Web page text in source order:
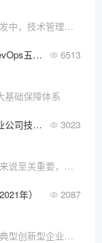
1.1 技术管理流程 在集成产品开发中，技术管理主要?
创业公司技术保障体系建设之DevOps五大基础保障体系 6513
基础保障体系
通过DevOps落地与转型推动创业公司技术保障体系建设 3023
技术保障体系建设对于技术团队来说至关重要，为技术团队的交付效率、研发质量、系统稳定性以及资源成本做保障。
年） 2087
在深入分析创新管理理论成果和典型创新型企业案例基础上，陈劲教授团队构建了企业创新管理体系的基本结构，包括创新战略、创新组织、创新制度、创新流程、创新资源、创新生态系统和创新评估7个核心模块。